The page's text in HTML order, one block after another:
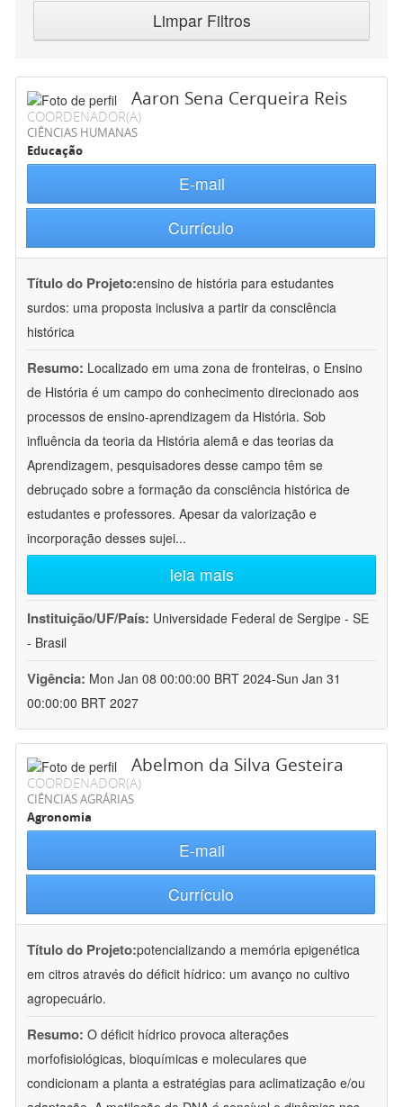
Limpar Filtros
Aaron Sena Cerqueira Reis
COORDENADOR(A)
CIÊNCIAS HUMANAS
Educação
E-mail
Currículo
Título do Projeto:ensino de história para estudantes
surdos: uma proposta inclusiva a partir da consciência
histórica
Resumo: Localizado em uma zona de fronteiras, o Ensino
de História é um campo do conhecimento direcionado aos
processos de ensino-aprendizagem da História. Sob
influência da teoria da História alemã e das teorias da
Aprendizagem, pesquisadores desse campo têm se
debruçado sobre a formação da consciência histórica de
estudantes e professores. Apesar da valorização e
incorporação desses sujei...
leia mais
Instituição/UF/País: Universidade Federal de Sergipe - SE
- Brasil
Vigência: Mon Jan 08 00:00:00 BRT 2024-Sun Jan 31
00:00:00 BRT 2027
Abelmon da Silva Gesteira
COORDENADOR(A)
CIÊNCIAS AGRÁRIAS
Agronomia
E-mail
Currículo
Título do Projeto:potencializando a memória epigenética
em citros através do déficit hídrico: um avanço no cultivo
agropecuário.
Resumo: O déficit hídrico provoca alterações
morfofisiológicas, bioquímicas e moleculares que
condicionam a planta a estratégias para aclimatização e/ou